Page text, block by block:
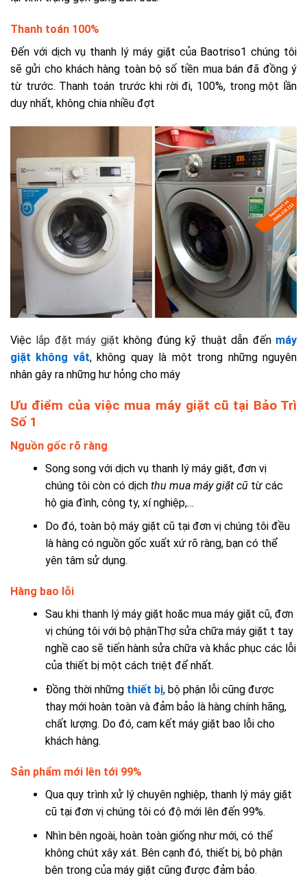
Thanh toán 100%
Đến với dịch vụ thanh lý máy giặt của Baotriso1 chúng tôi
sẽ gửi cho khách hàng toàn bộ số tiền mua bán đã đồng ý
từ trước. Thanh toán trước khi rời đi, 100%, trong một lần
duy nhất, không chia nhiều đợt
Việc lắp đặt máy giặt không đúng kỹ thuật dẫn đến máy
giặt không vắt, không quay là một trong những nguyên
nhân gây ra những hư hỏng cho máy
Ưu điểm của việc mua máy giặt cũ tại Bảo Trì
Số 1
Nguồn gốc rõ ràng
Song song với dịch vụ thanh lý máy giặt, đơn vị
chúng tôi còn có dịchthu mua máy giặt cũ từ các
hộ gia đình, công ty, xí nghiệp,…
Do đó, toàn bộ máy giặt cũ tại đơn vị chúng tôi đều
là hàng có nguồn gốc xuất xứ rõ ràng, bạn có thể
yên tâm sử dụng.
Hàng bao lỗi
Sau khi thanh lý máy giặt hoăc mua máy giặt cũ, đơn
vị chúng tôi với bộ phậnThợ sửa chữa máy giặt t tay
nghề cao sẽ tiến hành sửa chữa và khắc phục các lỗi
của thiết bị một cách triệt để nhất.
Đồng thời những thiết bị, bộ phận lỗi cũng được
thay mới hoàn toàn và đảm bảo là hàng chính hãng,
chất lượng. Do đó, cam kết máy giặt bao lỗi cho
khách hàng.
Sản phẩm mới lên tới 99%
Qua quy trình xử lý chuyên nghiệp, thanh lý máy giặt
cũ tại đơn vị chúng tôi có độ mới lên đến 99%.
Nhìn bên ngoài, hoàn toàn giống như mới, có thể
không chút xây xát. Bên cạnh đó, thiết bị, bộ phận
bên trong của máy giặt cũng được đảm bảo.